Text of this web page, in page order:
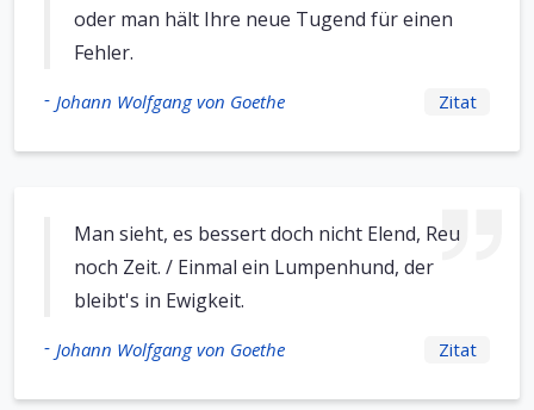
oder man hält Ihre neue Tugend für einen
Fehler.
- Johann Wolfgang von Goethe Zitat
Man sieht, es bessert doch nicht Elend, Reu
noch Zeit. / Einmal ein Lumpenhund, der
bleibt's in Ewigkeit.
- Johann Wolfgang von Goethe Zitat